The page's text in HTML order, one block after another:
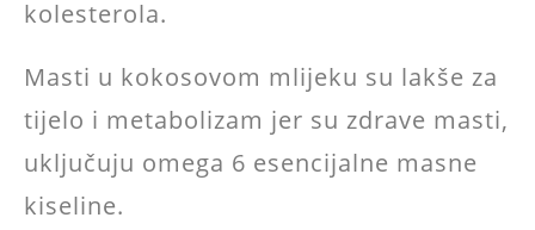
kolesterola.
Masti u kokosovom mlijeku su lakše za
tijelo i metabolizam jer su zdrave masti,
uključuju omega 6 esencijalne masne
kiseline.